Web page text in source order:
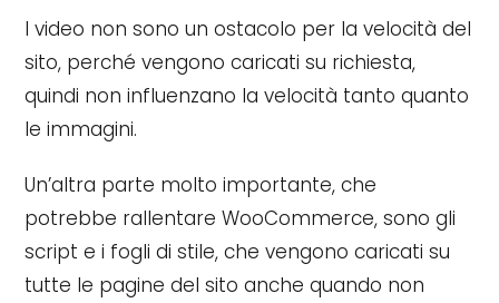
I video non sono un ostacolo per la velocità del
sito, perché vengono caricati su richiesta,
quindi non influenzano la velocità tanto quanto
le immagini.
Un’altra parte molto importante, che
potrebbe rallentare WooCommerce, sono gli
script e i fogli di stile, che vengono caricati su
tutte le pagine del sito anche quando non